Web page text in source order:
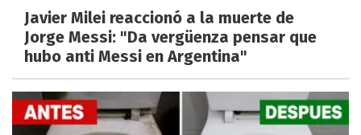
Javier Milei reaccionó a la muerte de
Jorge Messi: "Da vergüenza pensar que
hubo anti Messi en Argentina"